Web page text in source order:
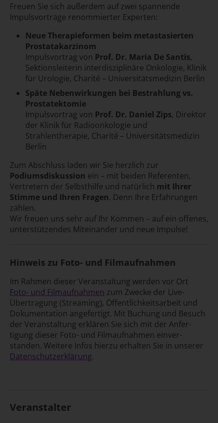
Freuen Sie sich außerdem auf zwei spannende
Impulsvorträge renommierter Experten:
Neue Therapieformen beim metastasierten
Prostatakarzinom
Impulsvortrag von Prof. Dr. Maria De Santis,
Sektionsleiterin interdisziplinäre Onkologie, Klinik
für Urologie, Charité – Universitätsmedizin Berlin
Späte Nebenwirkungen bei Bestrahlung vs.
Prostatektomie
Impulsvortrag von Prof. Dr. Daniel Zips, Direktor
der Klinik für Radioonkologie und
Strahlentherapie, Charité – Universitätsmedizin
Berlin
Zum Abschluss laden wir Sie herzlich zur
Podiumsdiskussion ein – mit beiden Referenten,
Vertretern der Selbsthilfe und natürlich mit Ihrer
Stimme und Ihren Fragen. Denn Ihre Erfahrungen
zählen.
Wir freuen uns sehr auf Ihr Kommen – auf ein offenes,
unterstützendes Miteinander und neue Impulse!
Hinweis zu Foto- und Filmaufnahmen
Im Rahmen dieser Veranstaltung werden vor Ort
Foto- und Film­aufnahmen zum Zwecke der Live-
Übertragung (Streaming), Öffent­lich­keits­arbeit und
Doku­men­tation ange­fertigt. Mit Buchung und Besuch
der Veran­staltung erklären Sie sich mit der Anfer­
tigung dieser Foto- und Film­aufnahmen einver­
standen. Weitere Infos hierzu erhalten Sie in unserer
Daten­schutz­erklärung.
Veranstalter